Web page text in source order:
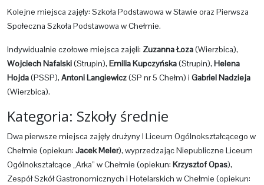
Kolejne miejsca zajęły: Szkoła Podstawowa w Stawie oraz Pierwsza
Społeczna Szkoła Podstawowa w Chełmie.
Indywidualnie czołowe miejsca zajęli: Zuzanna Łoza(Wierzbica),
Wojciech Nafalski(Strupin), Emilia Kupczyńska(Strupin), Helena
Hojda(PSSP), Antoni Langiewicz(SP nr 5 Chełm) i Gabriel Nadzieja
(Wierzbica).
Kategoria: Szkoły średnie
Dwa pierwsze miejsca zajęły drużyny I Liceum Ogólnokształcącego w
Chełmie (opiekun: Jacek Meler), wyprzedzając Niepubliczne Liceum
Ogólnokształcące „Arka” w Chełmie (opiekun: Krzysztof Opas),
Zespół Szkół Gastronomicznych i Hotelarskich w Chełmie (opiekun: